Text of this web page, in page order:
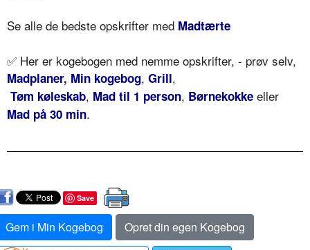
Se alle de bedste opskrifter med Madtærte
✅ Her er kogebogen med nemme opskrifter, - prøv selv,
Madplaner, Min kogebog, Grill,
Tøm køleskab, Mad til 1 person, Børnekokke eller
Mad på 30 min.
Save
Gem i Min Kogebog
Opret din egen Kogebog